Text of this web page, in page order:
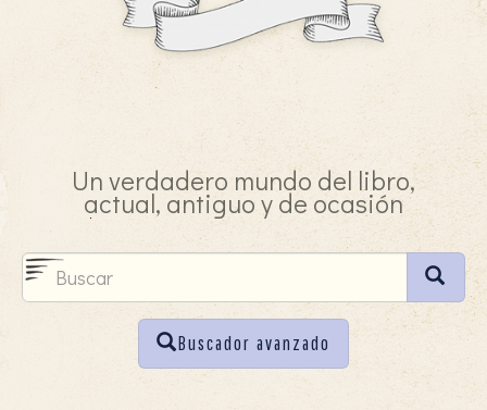
Un verdadero mundo del libro,
actual, antiguo y de ocasión
Buscador avanzado